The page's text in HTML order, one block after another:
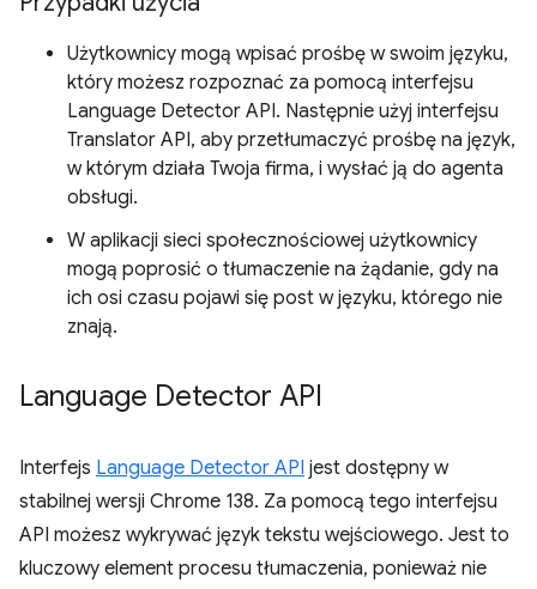
Użytkownicy mogą wpisać prośbę w swoim języku,
który możesz rozpoznać za pomocą interfejsu
Language Detector API. Następnie użyj interfejsu
Translator API, aby przetłumaczyć prośbę na język,
w którym działa Twoja firma, i wysłać ją do agenta
obsługi.
W aplikacji sieci społecznościowej użytkownicy
mogą poprosić o tłumaczenie na żądanie, gdy na
ich osi czasu pojawi się post w języku, którego nie
znają.
Language Detector API
Interfejs Language Detector API jest dostępny w
stabilnej wersji Chrome 138. Za pomocą tego interfejsu
API możesz wykrywać język tekstu wejściowego. Jest to
kluczowy element procesu tłumaczenia, ponieważ nie